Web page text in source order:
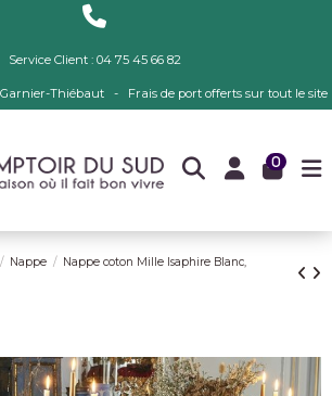
Service Client : 04 75 45 66 82
Garnier-Thiébaut - Frais de port offerts sur tout le site
0
Nappe
Nappe coton Mille Isaphire Blanc,